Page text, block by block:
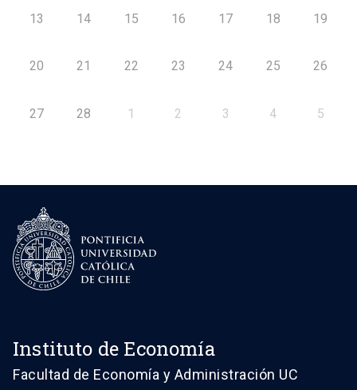
13 14 15 16 17 18 19
20 21 22 23 24 25 26
27 28 1 2 3 4 5
Instituto de Economía
Facultad de Economía y Administración UC